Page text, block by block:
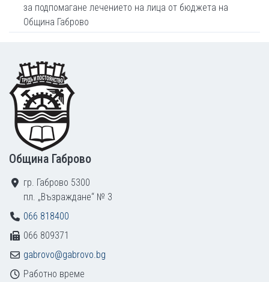
за подпомагане лечението на лица от бюджета на
Община Габрово
Footer
Община Габрово
гр. Габрово 5300
пл. „Възраждане“ № 3
066 818400
066 809371
gabrovo@gabrovo.bg
Работно време